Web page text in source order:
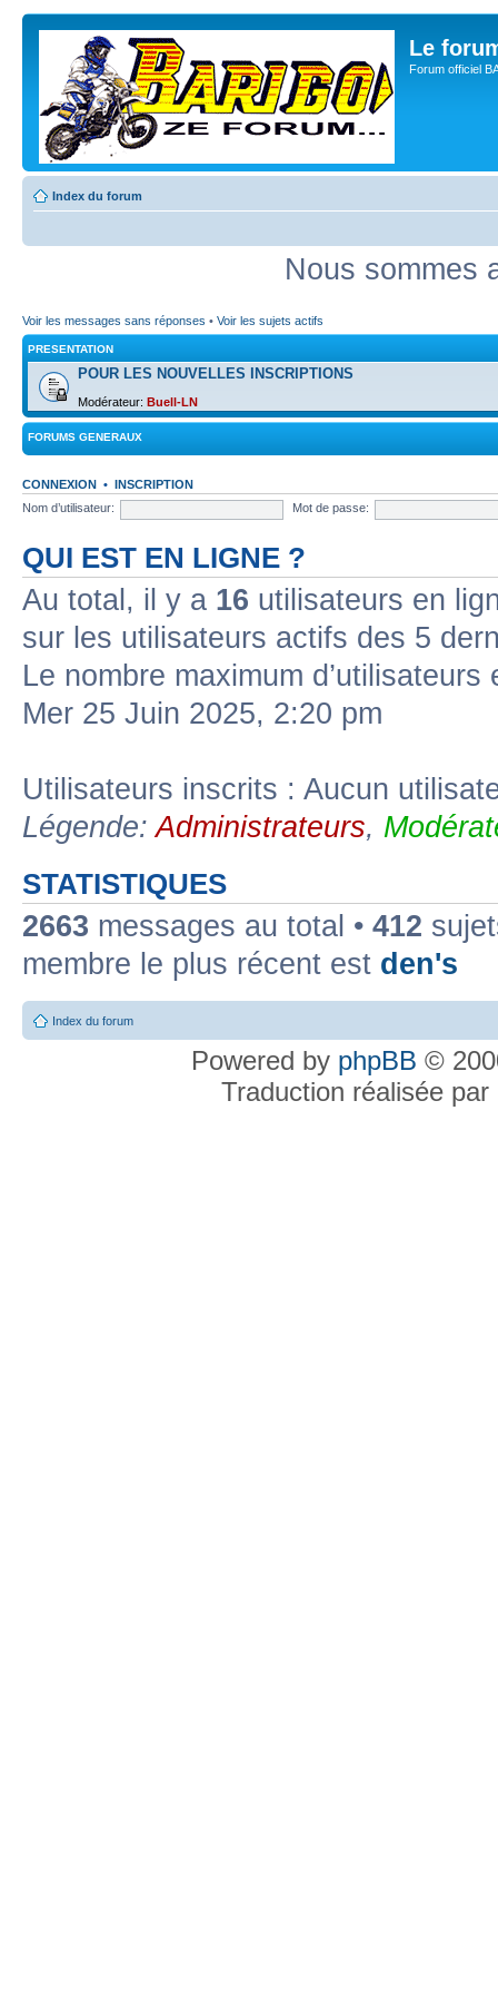
Le
Forum officiel
Index du forum
Nous sommes
Voir les messages sans réponses • Voir les sujets actifs
PRESENTATION
POUR LES NOUVELLES INSCRIPTIONS
Modérateur: Buell-LN
FORUMS GENERAUX
CONNEXION • INSCRIPTION
Nom d’utilisateur:
Mot de passe:
QUI EST EN LIGNE ?
Au total, il y a 16 utilisateurs en
sur les utilisateurs actifs des 5
Le nombre maximum
Mer 25 Juin 2025, 2:20 pm
Utilisateurs inscrits : Aucun
Légende:Administrateurs,
STATISTIQUES
2663 messages au total • 412
membre le plus récent est den's
Index du forum
Powered by phpBB ©
Traduction réalisée par